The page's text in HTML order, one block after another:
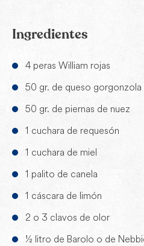
Ingredientes
4 peras William rojas
50 gr. de queso gorgonzola
50 gr. de piernas de nuez
1 cuchara de requesón
1 cuchara de miel
1 palito de canela
1 cáscara de limón
2 o 3 clavos de olor
½ litro de Barolo o de